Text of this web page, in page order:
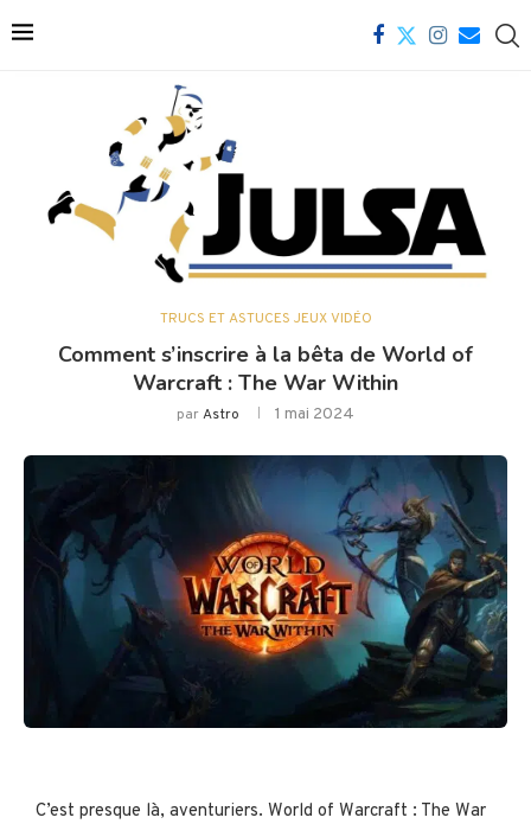
TRUCS ET ASTUCES JEUX VIDÉO
Comment s’inscrire à la bêta de World of
Warcraft : The War Within
parAstro 1 mai 2024
C’est presque là, aventuriers. World of Warcraft : The War